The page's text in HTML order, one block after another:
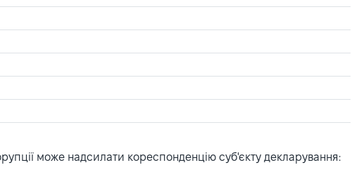
може надсилати кореспонденцію суб'єкту декларування: